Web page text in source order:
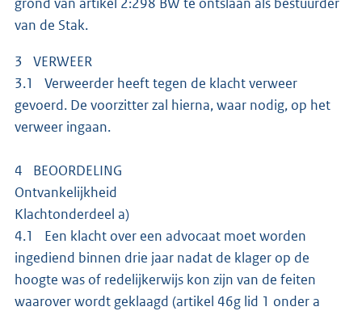
van de Stak.
3 VERWEER
3.1 Verweerder heeft tegen de klacht verweer
gevoerd. De voorzitter zal hierna, waar nodig, op het
verweer ingaan.
4 BEOORDELING
Ontvankelijkheid
Klachtonderdeel a)
4.1 Een klacht over een advocaat moet worden
ingediend binnen drie jaar nadat de klager op de
hoogte was of redelijkerwijs kon zijn van de feiten
waarover wordt geklaagd (artikel 46g lid 1 onder a